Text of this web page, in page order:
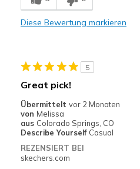
Durable
Heavy for extended length of time
Geeignete Verwendung
Casual Wear
Diese Bewertung markieren
5
Great pick!
Übermittelt vor 2 Monaten
von Melissa
aus Colorado Springs, CO
Describe Yourself Casual
REZENSIERT BEI
skechers.com